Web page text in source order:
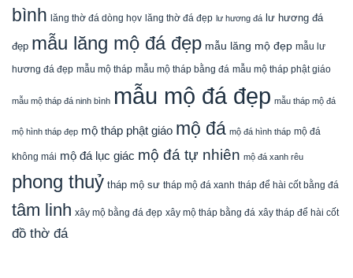
bình lăng thờ đá dòng họv lăng thờ đá đẹp lư hương đá lư hương đá
đẹp mẫu lăng mộ đá đẹp mẫu lăng mộ đẹp mẫu lư
hương đá đẹp mẫu mộ tháp mẫu mộ tháp bằng đá mẫu mộ tháp phật giáo
mẫu mộ tháp đá ninh bình mẫu mộ đá đẹp mẫu tháp mộ đá
mộ hình tháp đẹp mộ tháp phật giáo mộ đá mộ đá hình tháp mộ đá
không mái mộ đá lục giác mộ đá tự nhiên mộ đá xanh rêu
phong thuỷ tháp mộ sư tháp mộ đá xanh tháp để hài cốt bằng đá
tâm linh xây mộ bằng đá đẹp xây mộ tháp bằng đá xây tháp để hài cốt
đồ thờ đá